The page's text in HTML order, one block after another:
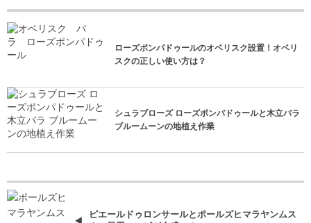
ローズポンパドゥールのオベリスク設置！オベリ
スクの正しい使い方は？
シュラブローズ ローズポンパドゥールと木立バラ
ブルームーンの地植え作業
ピエールドゥロンサールとポールズヒマラヤンムス